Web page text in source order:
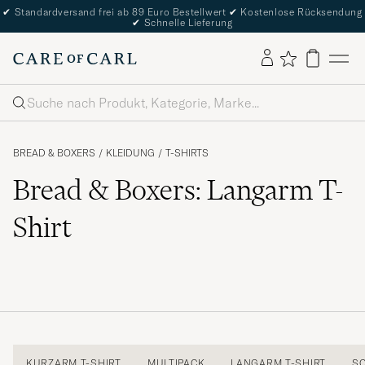
✔ Standardversand frei ab 89 Euro Bestellwert ✔ Kostenlose Rücksendung
✔ Schnelle Lieferung
Suche
BREAD & BOXERS / KLEIDUNG / T-SHIRTS
Bread & Boxers: Langarm T-
Shirt
KURZARM T-SHIRT MULTIPACK LANGARM T-SHIRT